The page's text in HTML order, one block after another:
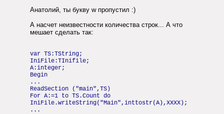
Анатолий, ты букву w пропустил :)
А насчет неизвестности количества строк... А что
мешает сделать так:
var TS:TString;
IniFile:TInifile;
A:integer;
Begin
...
ReadSection ("main",TS)
For A:=1 to TS.Count do
IniFile.writeString("Main",inttostr(A),XXXX);
...